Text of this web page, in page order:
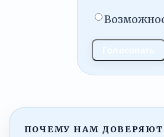
ПОЧЕМУ НАМ ДОВЕРЯЮТ